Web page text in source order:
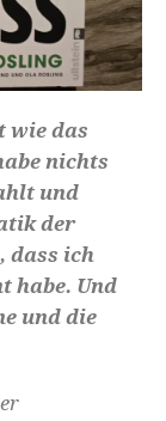
wie das
nichts
und
der
dass ich
habe. Und
und die